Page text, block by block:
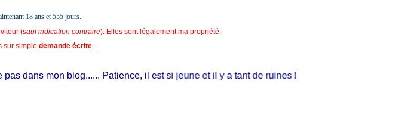
18 ans et555 jours.
(sauf indication contraire). Elles sont légalement ma propriété.
sur simple demande écrite.
dans mon blog...... Patience, il est si jeune et il y a tant de ruines !